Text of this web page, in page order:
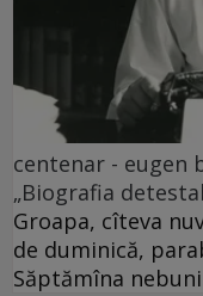
centenar - eugen
„Biografia
Groapa, cîteva
de duminică,
Săptămîna